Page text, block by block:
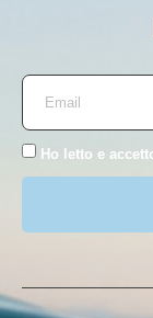
Ho letto e